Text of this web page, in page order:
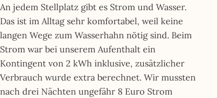
An jedem Stellplatz gibt es Strom und Wasser.
Das ist im Alltag sehr komfortabel, weil keine
langen Wege zum Wasserhahn nötig sind. Beim
Strom war bei unserem Aufenthalt ein
Kontingent von 2 kWh inklusive, zusätzlicher
Verbrauch wurde extra berechnet. Wir mussten
nach drei Nächten ungefähr 8 Euro Strom